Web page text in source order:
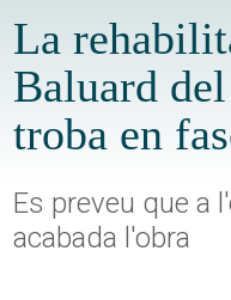
La
Baluard
troba en
Es preveu que a
acabada l'obra